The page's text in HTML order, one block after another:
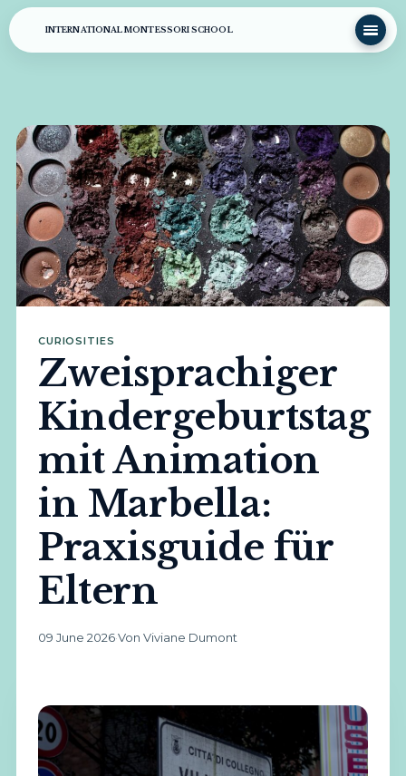
INTERNATIONAL MONTESSORI SCHOOL
CURIOSITIES
Zweisprachiger
Kindergeburtstag
mit Animation
in Marbella:
Praxisguide für
Eltern
09 June 2026·Von Viviane Dumont